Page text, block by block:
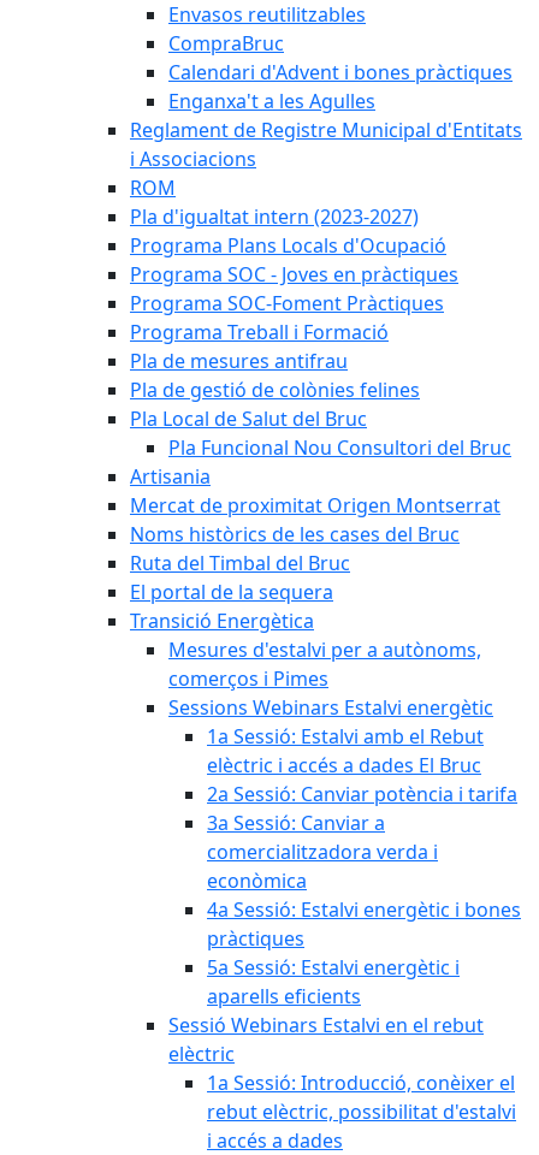
Envasos reutilitzables
CompraBruc
Calendari d'Advent i bones pràctiques
Enganxa't a les Agulles
Reglament de Registre Municipal d'Entitats
i Associacions
ROM
Pla d'igualtat intern (2023-2027)
Programa Plans Locals d'Ocupació
Programa SOC - Joves en pràctiques
Programa SOC-Foment Pràctiques
Programa Treball i Formació
Pla de mesures antifrau
Pla de gestió de colònies felines
Pla Local de Salut del Bruc
Pla Funcional Nou Consultori del Bruc
Artisania
Mercat de proximitat Origen Montserrat
Noms històrics de les cases del Bruc
Ruta del Timbal del Bruc
El portal de la sequera
Transició Energètica
Mesures d'estalvi per a autònoms,
comerços i Pimes
Sessions Webinars Estalvi energètic
1a Sessió: Estalvi amb el Rebut
elèctric i accés a dades El Bruc
2a Sessió: Canviar potència i tarifa
3a Sessió: Canviar a
comercialitzadora verda i
econòmica
4a Sessió: Estalvi energètic i bones
pràctiques
5a Sessió: Estalvi energètic i
aparells eficients
Sessió Webinars Estalvi en el rebut
elèctric
1a Sessió: Introducció, conèixer el
rebut elèctric, possibilitat d'estalvi
i accés a dades